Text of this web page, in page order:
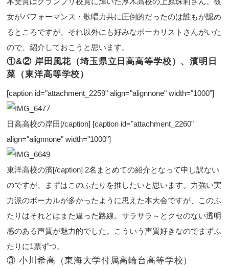
女がパフォーマンス・歌唱力共に圧倒的だったのは誰もが認め
るところですが、それ以外にも好みなボーカリストさんがいた
ので、紹介しておこうと思います。
①&② 岸田風花（埼玉県立日高高等学校）、濱明日
菜（東洋高等学校）
[caption id="attachment_2259" align="alignnone" width="1000"]
日高高校の岸田[/caption] [caption id="attachment_2260"
align="alignnone" width="1000"]
東洋高校の濱[/caption] 2名まとめての紹介となって申し訳ない
のですが、まずはこのふたりを推したいと思います。力強い実
力派のボーカルが多かったように思えた本大会ですが、このふ
たりはそれとはまた違った路線。サラサラ～とクセのない透明
感のある声質が魅力的でした。こういう声質好きなのでまずふ
たりに1票ずつ。
③ 小川希高（東海大学付属高輪台高等学校）